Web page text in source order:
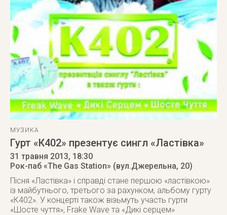
МУЗИКА
Гурт «К402» презентує сингл «Ластівка»
31 травня 2013, 18:30
Рок-паб «The Gas Station» (вул.Джерельна, 20)
Пісня «Ластівка» і справді стане першою «ластівкою»
із майбутнього, третього за рахунком, альбому гурту
«К402». У концерті також візьмуть участь гурти
«Шосте чуття», Frake Wave та «Дикі серцем»